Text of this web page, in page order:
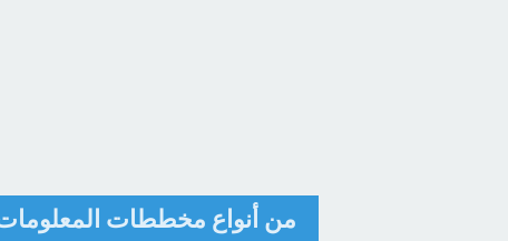
من أنواع مخططات